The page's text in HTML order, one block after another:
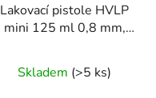
Lakovací pistole HVLP
mini 125 ml 0,8 mm,
Skladem (>5 ks)